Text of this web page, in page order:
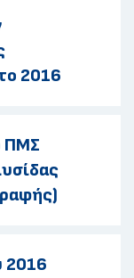
2016
ΠΜΣ
2016